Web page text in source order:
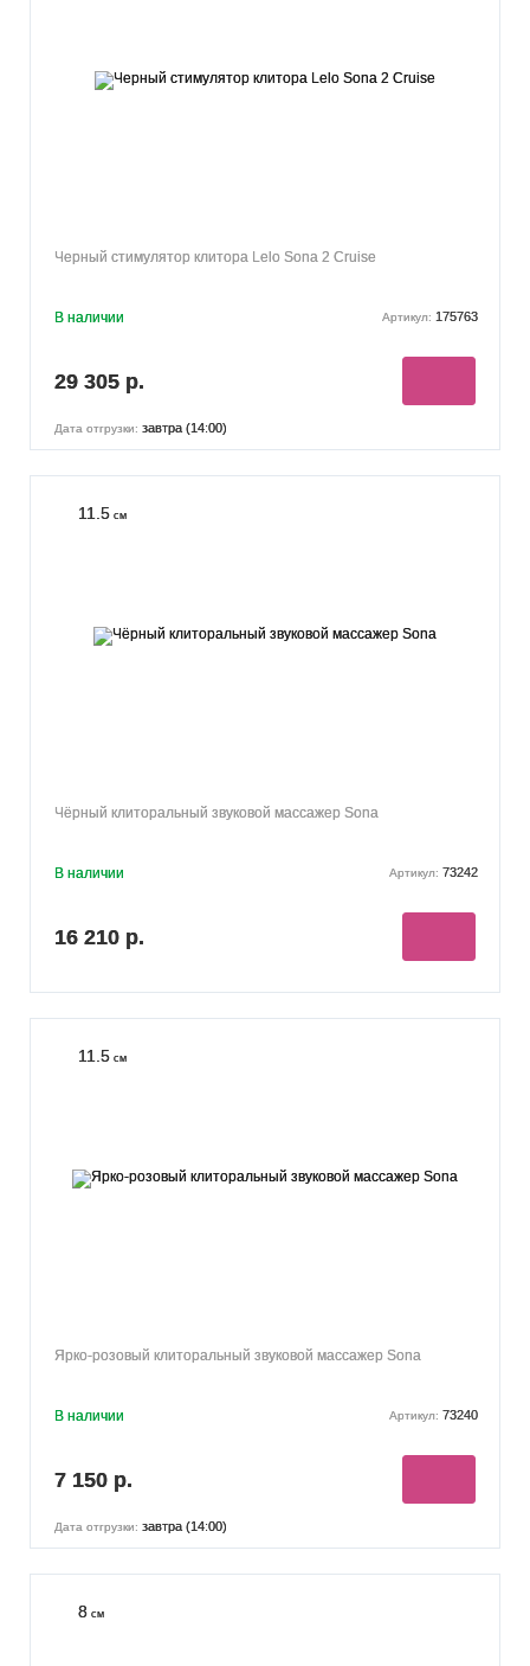
Черный стимулятор клитора Lelo Sona 2 Cruise
В наличии Артикул: 175763
29 305 р.
Дата отгрузки: завтра (14:00)
11.5 см
Чёрный клиторальный звуковой массажер Sona
В наличии Артикул: 73242
16 210 р.
11.5 см
Ярко-розовый клиторальный звуковой массажер Sona
В наличии Артикул: 73240
7 150 р.
Дата отгрузки: завтра (14:00)
8 см